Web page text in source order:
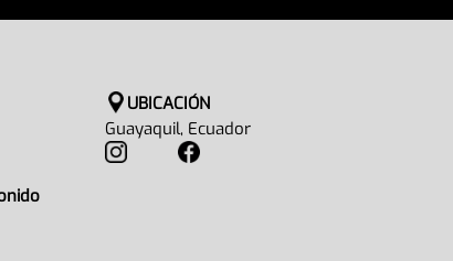
UBICACIÓN
Guayaquil, Ecuador